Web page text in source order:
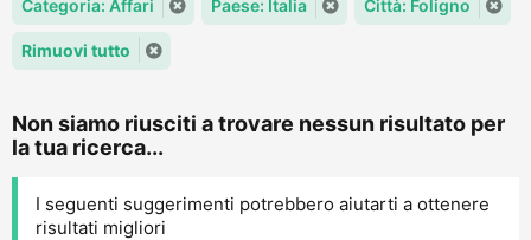
Categoria: Affari Paese: Italia Città: Foligno
Rimuovi tutto
Non siamo riusciti a trovare nessun risultato per
la tua ricerca...
I seguenti suggerimenti potrebbero aiutarti a ottenere
risultati migliori